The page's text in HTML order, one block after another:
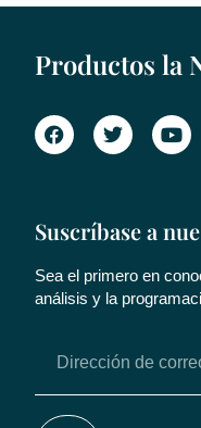
Productos la
Suscríbase a
Sea el primero en
análisis y la